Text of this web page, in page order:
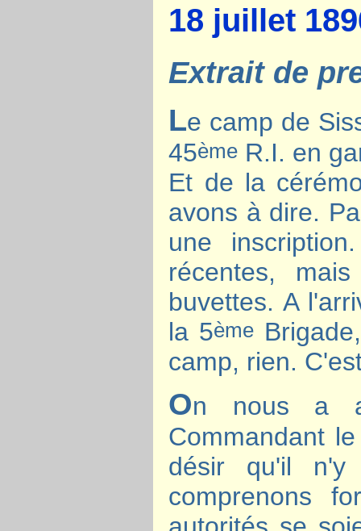
18 juillet
Extrait de
Le camp de
45ème R.I. en
Et de la
avons à dire.
une
récentes,
buvettes. A
la 5ème
camp, rien.
On nous a
Commandant
désir qu'il n'y
comprenons